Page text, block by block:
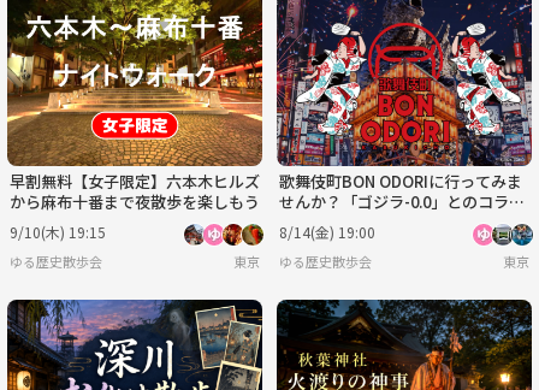
早割無料【女子限定】六本木ヒルズ
から麻布十番まで夜散歩を楽しもう
9/10(木) 19:15
ゆる歴史散歩会 東京
歌舞伎町BON ODORIに行ってみま
せんか？「ゴジラ-0.0」とのコラボ
のようです
8/14(金) 19:00
ゆる歴史散歩会 東京